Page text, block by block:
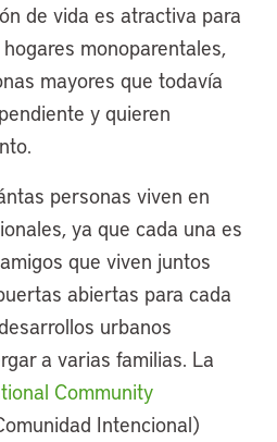
de vida es atractiva para
monoparentales,
mayores que todavía
y quieren
personas viven en
ya que cada una es
que viven juntos
abiertas para cada
urbanos
a varias familias. La
Community
Intencional)